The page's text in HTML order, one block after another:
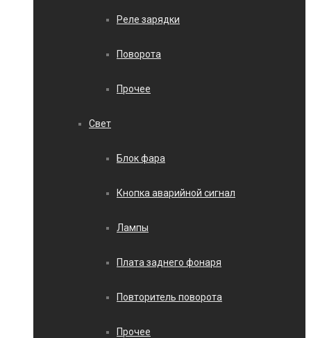
Реле зарядки
Поворота
Прочее
Свет
Блок фара
Кнопка аварийной сигнал
Лампы
Плата заднего фонаря
Повторитель поворота
Прочее